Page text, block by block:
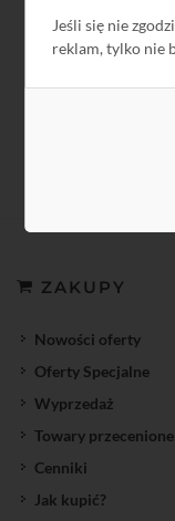
Jeśli się nie
reklam, tylko nie
5608,80 zł
4560,00 zł netto
ZAKUPY
Nowości oferty
Oferty Specjalne
Wyprzedaż
Towary przecenione
Cenniki
Jak kupić?